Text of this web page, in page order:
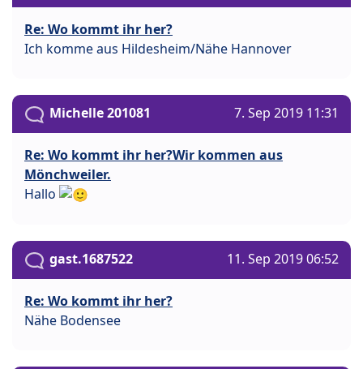
Re: Wo kommt ihr her?
Ich komme aus Hildesheim/Nähe Hannover
Michelle 201081 7. Sep 2019 11:31
Re: Wo kommt ihr her?Wir kommen aus
Mönchweiler.
Hallo
gast.1687522 11. Sep 2019 06:52
Re: Wo kommt ihr her?
Nähe Bodensee